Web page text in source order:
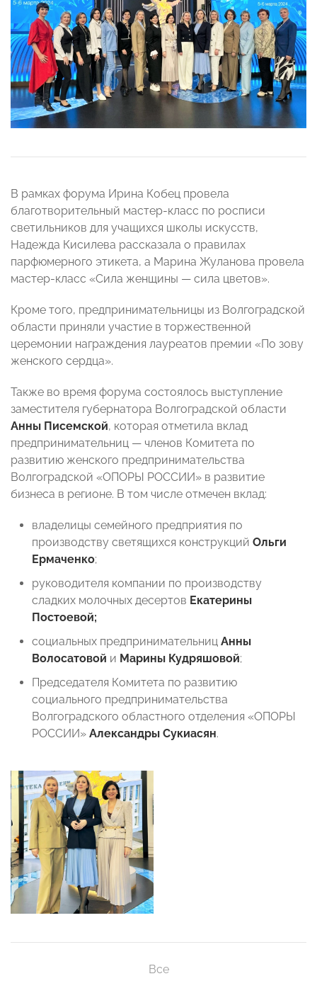
В рамках форума Ирина Кобец провела
благотворительный мастер-класс по росписи
светильников для учащихся школы искусств,
Надежда Кисилева рассказала о правилах
парфюмерного этикета, а Марина Жуланова провела
мастер-класс «Сила женщины — сила цветов».
Кроме того, предпринимательницы из Волгоградской
области приняли участие в торжественной
церемонии награждения лауреатов премии «По зову
женского сердца».
Также во время форума состоялось выступление
заместителя губернатора Волгоградской области
Анны Писемской, которая отметила вклад
предпринимательниц — членов Комитета по
развитию женского предпринимательства
Волгоградской «ОПОРЫ РОССИИ» в развитие
бизнеса в регионе. В том числе отмечен вклад:
владелицы семейного предприятия по
производству светящихся конструкций Ольги
Ермаченко;
руководителя компании по производству
сладких молочных десертов Екатерины
Постоевой;
социальных предпринимательниц Анны
Волосатовой и Марины Кудряшовой;
Председателя Комитета по развитию
социального предпринимательства
Волгоградского областного отделения «ОПОРЫ
РОССИИ» Александры Сукиасян.
Все